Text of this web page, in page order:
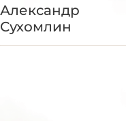
Александр
Сухомлин